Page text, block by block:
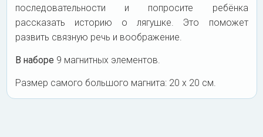
последовательности и попросите ребёнка
рассказать историю о лягушке. Это поможет
развить связную речь и воображение.
В наборе 9 магнитных элементов.
Размер самого большого магнита: 20 х 20 см.